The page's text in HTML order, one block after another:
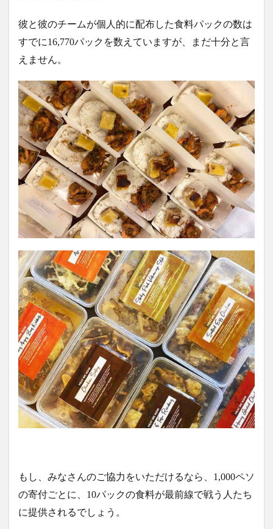
彼と彼のチームが個人的に配布した食料パックの数は
すでに16,770パックを数えていますが、まだ十分と言
えません。
もし、みなさんのご協力をいただけるなら、1,000ペソ
の寄付ごとに、10パックの食料が最前線で戦う人たち
に提供されるでしょう。